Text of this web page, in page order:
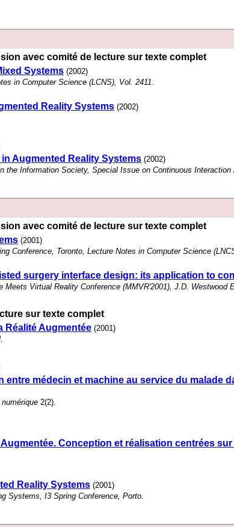
avec comité de lecture sur texte complet
Systems (2002)
in Computer Science (LCNS), Vol. 2411.
Reality Systems (2002)
Augmented Reality Systems (2002)
the Information Society, Special Issue on Continuous
avec comité de lecture sur texte complet
(2001)
Conference, Toronto, Lecture Notes in Computer Science
surgery interface design: its application to
Meets Virtual Reality Conference (MMVR'2001), J.D. Westwood
sur texte complet
Réalité Augmentée (2001)
.
entre médecin et machine au service du malade
2(2).
Conception et réalisation centrées sur
Reality Systems (2001)
Systems, I3 Spring Conference, Porto.